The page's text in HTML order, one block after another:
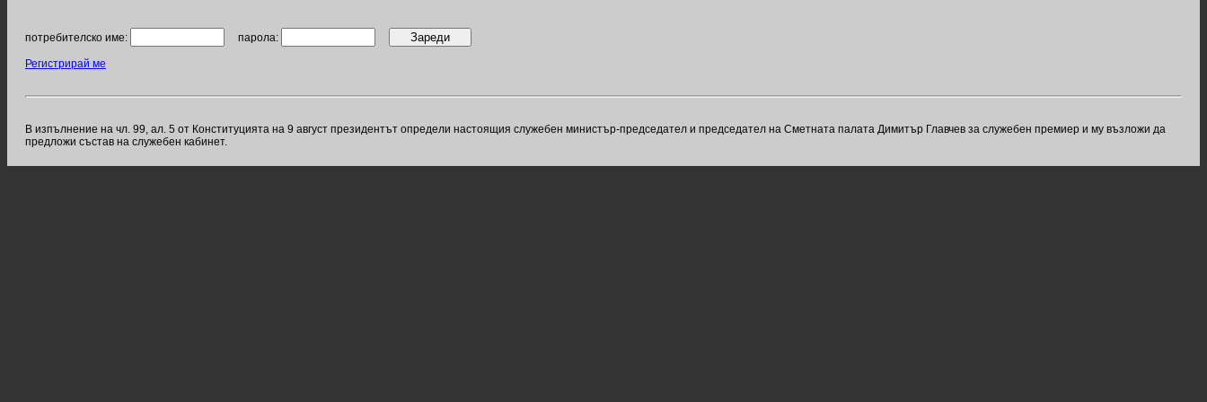
потребителско име: парола:
Регистрирай ме
В изпълнение на чл. 99, ал. 5 от Конституцията на 9 август президентът определи настоящия служебен министър-председател и председател на Сметната палата Димитър Главчев за служебен премиер и му възложи да
предложи състав на служебен кабинет.